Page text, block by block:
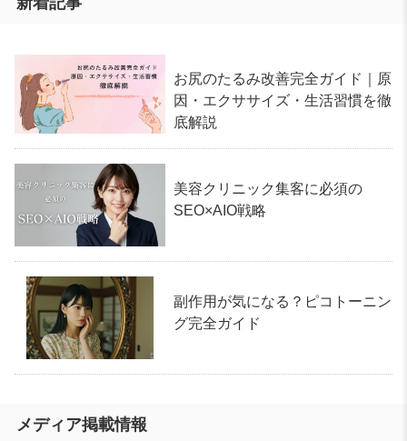
お尻のたるみ改善完全ガイド｜原
因・エクササイズ・生活習慣を徹
底解説
美容クリニック集客に必須の
SEO×AIO戦略
副作用が気になる？ピコトーニン
グ完全ガイド
メディア掲載情報